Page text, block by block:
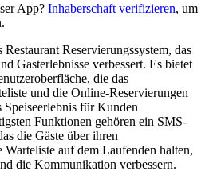
App? Inhaberschaft verifizieren, um
Reservierungssystem, das
Gasterlebnisse verbessert. Es bietet
die das
und die Online-Reservierungen
Speiseerlebnis für Kunden
Funktionen gehören ein SMS-
die Gäste über ihren
Warteliste auf dem Laufenden halten,
die Kommunikation verbessern.